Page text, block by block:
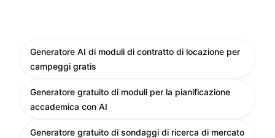
Generatore AI di moduli di contratto di locazione per
campeggi gratis
Generatore gratuito di moduli per la pianificazione
accademica con AI
Generatore gratuito di sondaggi di ricerca di mercato